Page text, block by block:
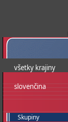
všetky krajiny
slovenčina
Skupiny